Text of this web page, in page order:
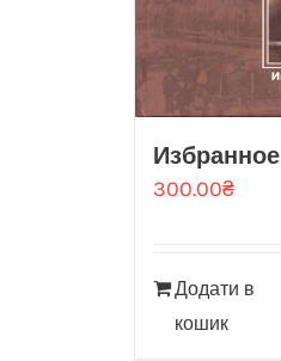
Избранное
300.00₴
Додати в
кошик